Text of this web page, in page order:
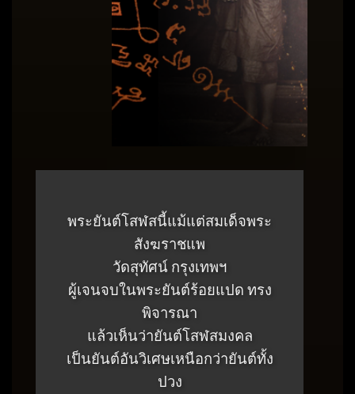
พระยันต์โสฬสนี้แม้แต่สมเด็จพระ
สังฆราชแพ
วัดสุทัศน์ กรุงเทพฯ
ผู้เจนจบในพระยันต์ร้อยแปด ทรง
พิจารณา
แล้วเห็นว่ายันต์โสฬสมงคล
เป็นยันต์อันวิเศษเหนือกว่ายันต์ทั้ง
ปวง